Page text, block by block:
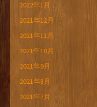
2022年1月
2021年12月
2021年11月
2021年10月
2021年9月
2021年8月
2021年7月